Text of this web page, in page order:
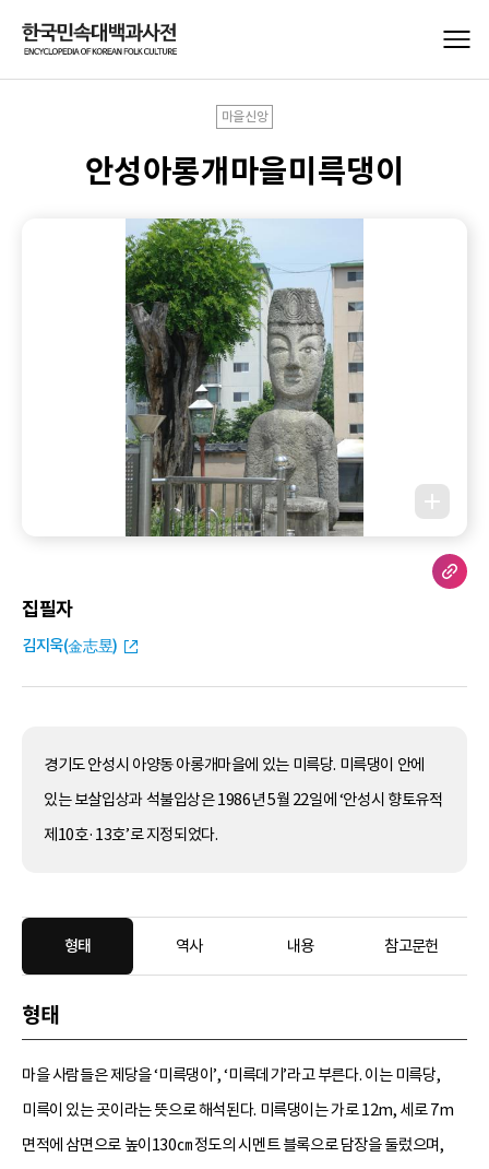
마을신앙
안성아롱개마을미륵댕이
집필자
김지욱(金志昱)
경기도 안성시 아양동 아롱개마을에 있는 미륵당. 미륵댕이 안에
있는 보살입상과 석불입상은 1986년 5월 22일에 ‘안성시 향토유적
제10호·13호’로 지정되었다.
형태 역사 내용 참고문헌
형태
마을 사람들은 제당을 ‘미륵댕이’, ‘미륵데기’라고 부른다. 이는 미륵당,
미륵이 있는 곳이라는 뜻으로 해석된다. 미륵댕이는 가로 12m, 세로 7m
면적에 삼면으로 높이130㎝ 정도의 시멘트 블록으로 담장을 둘렀으며,